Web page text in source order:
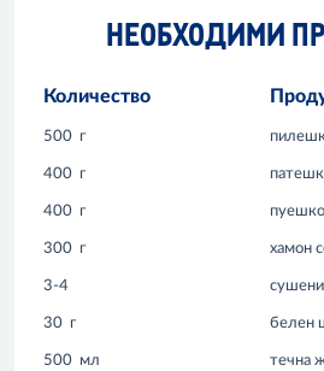
НЕОБХОДИМИ
Количество
500 г
400 г
400 г
300 г хамон
3-4
30 г белен
500 мл
течна